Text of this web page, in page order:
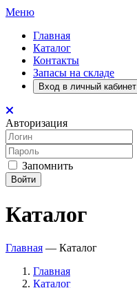
Меню
Главная
Каталог
Контакты
Запасы на складе
Вход в личный кабинет
Авторизация
Запомнить
Войти
Каталог
Главная — Каталог
Главная
Каталог